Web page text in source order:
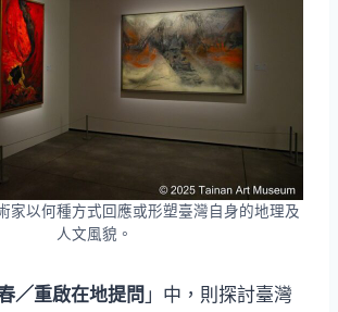
家以何種方式回應或形塑臺灣自身的地理及
人文風貌。
／重啟在地提問 」中，則探討臺灣